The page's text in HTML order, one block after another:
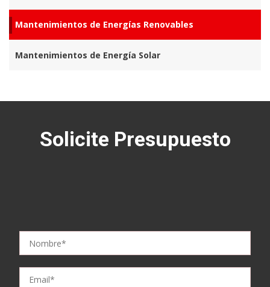
Mantenimientos de Energías Renovables
Mantenimientos de Energía Solar
Solicite Presupuesto